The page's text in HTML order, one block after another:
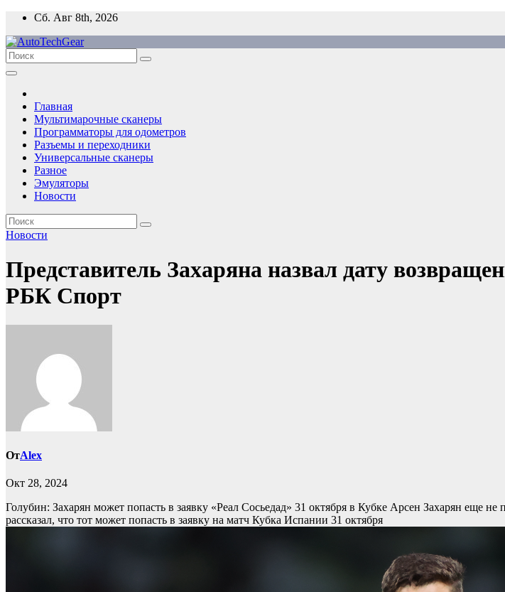
Перейти
содержимому
Сб. Авг 8th, 2026
Главная
Мультимарочные сканеры
Программаторы для одометров
Разъемы и переходники
Универсальные сканеры
Разное
Эмуляторы
Новости
Новости
Представитель Захаряна назвал дату
РБК Спорт
ОтAlex
Окт 28, 2024
Голубин: Захарян может попасть в заявку «Реал Сосьедад» 31 октября в Кубке Арсен Захарян еще не
рассказал, что тот может попасть в заявку на матч Кубка Испании 31 октября